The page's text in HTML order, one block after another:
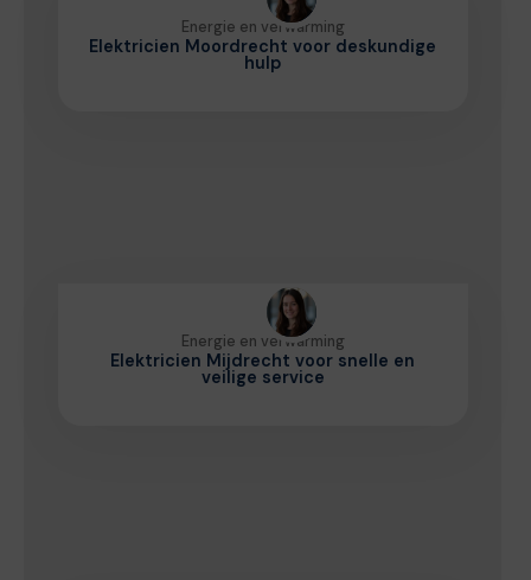
Energie en verwarming
Elektricien Moordrecht voor deskundige
hulp
Energie en verwarming
Elektricien Mijdrecht voor snelle en
veilige service